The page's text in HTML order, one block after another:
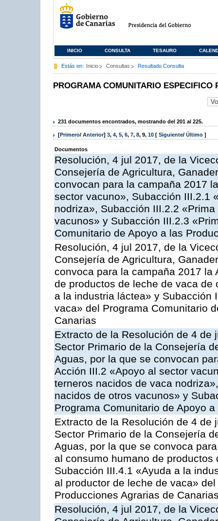
INICIO CONSULTA TESAURO
Estás en: Inicio Consultas Resultado Consulta
PROGRAMA COMUNITARIO ESPECIFICO
231 documentos encontrados, mostrando del 201 al 225.
[Primero/ Anterior] 3, 4, 5, 6, 7, 8, 9, 10 [ Siguiente/ Último ]
Documentos
Resolución, 4 jul 2017, de la
Consejería de Agricultura,
convocan para la campaña 2017
sector vacuno», Subacción III.2.1
nodriza», Subacción III.2.2
vacunos» y Subacción III.2.3
Comunitario de Apoyo a las
Resolución, 4 jul 2017, de la
Consejería de Agricultura,
convoca para la campaña 2017
de productos de leche de vaca
a la industria láctea» y Subacción
vaca» del Programa Comunitario
Canarias
Extracto de la Resolución de 4
Sector Primario de la Consejería
Aguas, por la que se convocan
Acción III.2 «Apoyo al sector
terneros nacidos de vaca
nacidos de otros vacunos» y
Programa Comunitario de Apoyo
Extracto de la Resolución de 4
Sector Primario de la Consejería
Aguas, por la que se convoca
al consumo humano de
Subacción III.4.1 «Ayuda a la
al productor de leche de vaca»
Producciones Agrarias de
Resolución, 4 jul 2017, de la